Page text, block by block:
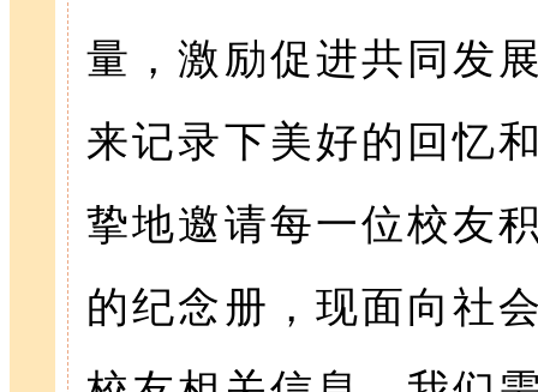
量，激励促进共同发
来记录下美好的回忆
挚地邀请每一位校友
的纪念册，现面向社